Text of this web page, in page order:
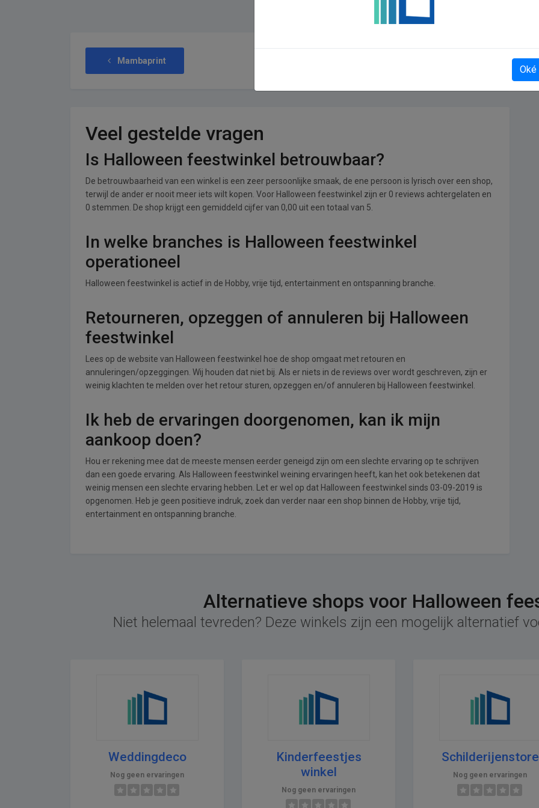
Mambaprint
Veel gestelde vragen
Is Halloween feestwinkel betrouwbaar?
De betrouwbaarheid van een winkel is een zeer persoonlijke smaak, de ene persoon is lyrisch over een shop,
terwijl de ander er nooit meer iets wilt kopen. Voor Halloween feestwinkel zijn er 0 reviews achtergelaten en
0 stemmen. De shop krijgt een gemiddeld cijfer van 0,00 uit een totaal van 5.
In welke branches is Halloween feestwinkel
operationeel
Halloween feestwinkel is actief in de Hobby, vrije tijd, entertainment en ontspanning branche.
Retourneren, opzeggen of annuleren bij Halloween
feestwinkel
Lees op de website van Halloween feestwinkel hoe de shop omgaat met retouren en
annuleringen/opzeggingen. Wij houden dat niet bij. Als er niets in de reviews over wordt geschreven, zijn er
weinig klachten te melden over het retour sturen, opzeggen en/of annuleren bij Halloween feestwinkel.
Ik heb de ervaringen doorgenomen, kan ik mijn
aankoop doen?
Hou er rekening mee dat de meeste mensen eerder geneigd zijn om een slechte ervaring op te schrijven
dan een goede ervaring. Als Halloween feestwinkel weining ervaringen heeft, kan het ook betekenen dat
weinig mensen een slechte ervaring hebben. Let er wel op dat Halloween feestwinkel sinds 03-09-2019 is
opgenomen. Heb je geen positieve indruk, zoek dan verder naar een shop binnen de Hobby, vrije tijd,
entertainment en ontspanning branche.
Alternatieve shops voor Halloween
Niet helemaal tevreden? Deze winkels zijn een mogelijk alternatief
Weddingdeco
Nog geen ervaringen
Kinderfeestjes
winkel
Nog geen ervaringen
Schilderijenstore
Nog geen ervaringen
Oké